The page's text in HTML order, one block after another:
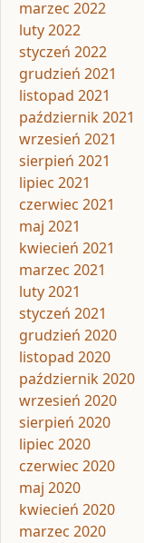
marzec 2022
luty 2022
styczeń 2022
grudzień 2021
listopad 2021
październik 2021
wrzesień 2021
sierpień 2021
lipiec 2021
czerwiec 2021
maj 2021
kwiecień 2021
marzec 2021
luty 2021
styczeń 2021
grudzień 2020
listopad 2020
październik 2020
wrzesień 2020
sierpień 2020
lipiec 2020
czerwiec 2020
maj 2020
kwiecień 2020
marzec 2020